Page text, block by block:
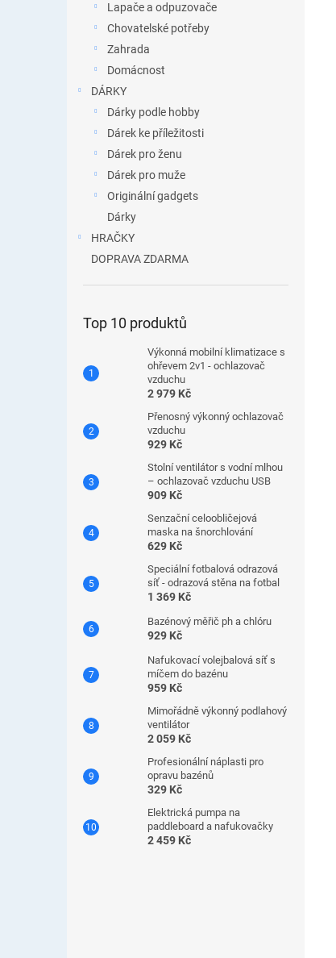
Lapače a odpuzovače
Chovatelské potřeby
Zahrada
Domácnost
DÁRKY
Dárky podle hobby
Dárek ke příležitosti
Dárek pro ženu
Dárek pro muže
Originální gadgets
Dárky
HRAČKY
DOPRAVA ZDARMA
Top 10 produktů
Výkonná mobilní klimatizace s
ohřevem 2v1 - ochlazovač
vzduchu
2 979 Kč
Přenosný výkonný ochlazovač
vzduchu
929 Kč
Stolní ventilátor s vodní mlhou
– ochlazovač vzduchu USB
909 Kč
Senzační celoobličejová
maska ​​na šnorchlování
629 Kč
Speciální fotbalová odrazová
síť - odrazová stěna na fotbal
1 369 Kč
Bazénový měřič ph a chlóru
929 Kč
Nafukovací volejbalová síť s
míčem do bazénu
959 Kč
Mimořádně výkonný podlahový
ventilátor
2 059 Kč
Profesionální náplasti pro
opravu bazénů
329 Kč
Elektrická pumpa na
paddleboard a nafukovačky
2 459 Kč